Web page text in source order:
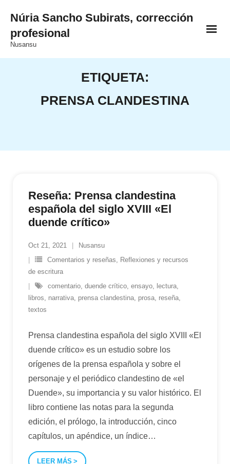
contenido
Núria Sancho Subirats, corrección
profesional
Nusansu
ETIQUETA:
PRENSA CLANDESTINA
Reseña: Prensa clandestina
española del siglo XVIII «El
duende crítico»
Oct 21, 2021
Nusansu
Comentarios y reseñas, Reflexiones y recursos
de escritura
comentario, duende crítico, ensayo, lectura,
libros, narrativa, prensa clandestina, prosa, reseña,
textos
Prensa clandestina española del siglo XVIII «El
duende crítico» es un estudio sobre los
orígenes de la prensa española y sobre el
personaje y el periódico clandestino de «el
Duende», su importancia y su valor histórico. El
libro contiene las notas para la segunda
edición, el prólogo, la introducción, cinco
capítulos, un apéndice, un índice…
LEER MÁS